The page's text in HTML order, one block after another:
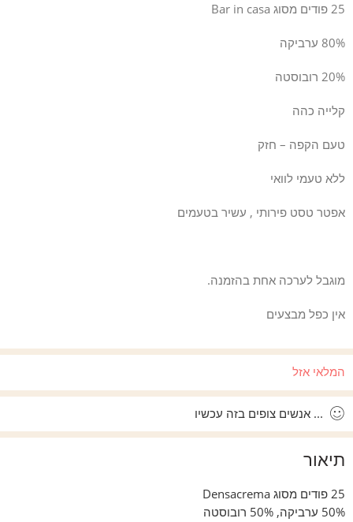
25 פודים מסוג Bar in casa
80% ערביקה
20% רובוסטה
קלייה כהה
טעם הקפה – חזק
ללא טעמי לוואי
אפטר טסט פירותי , עשיר בטעמים
מוגבל לערכה אחת בהזמנה.
אין כפל מבצעים
המלאי אזל
... אנשים צופים בזה עכשיו
תיאור
25 פודים מסוג Densacrema
50% ערביקה, 50% רובוסטה